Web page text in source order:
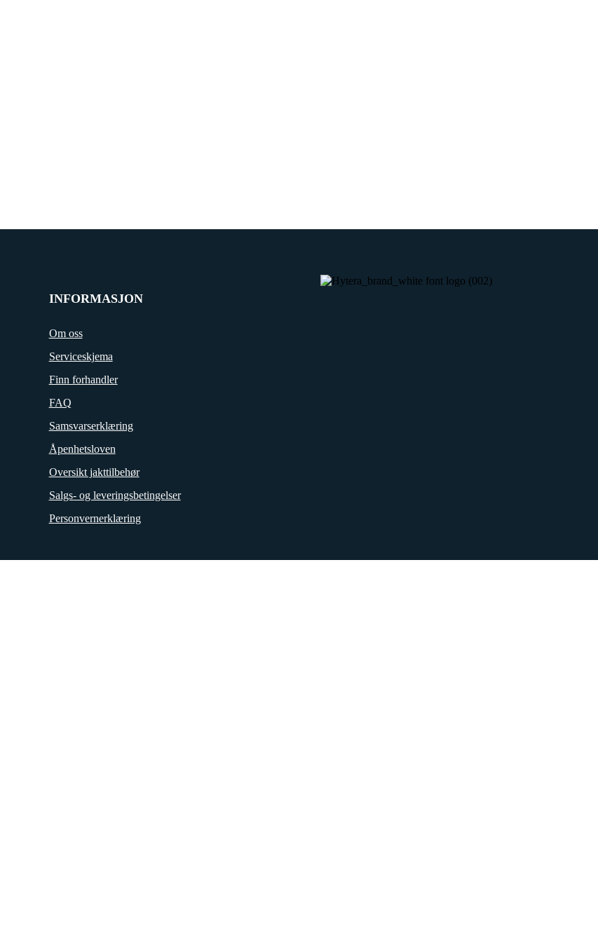
INFORMASJON
Om oss
Serviceskjema
Finn forhandler
FAQ
Samsvarserklæring
Åpenhetsloven
Oversikt jakttilbehør
Salgs- og leveringsbetingelser
Personvernerklæring